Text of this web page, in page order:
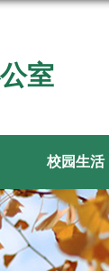
室
校园生活